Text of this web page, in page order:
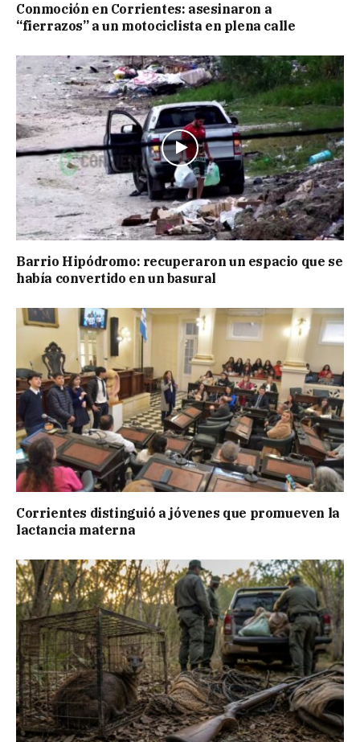
Conmoción en Corrientes: asesinaron a
“fierrazos” a un motociclista en plena calle
Barrio Hipódromo: recuperaron un espacio que se
había convertido en un basural
Corrientes distinguió a jóvenes que promueven la
lactancia materna